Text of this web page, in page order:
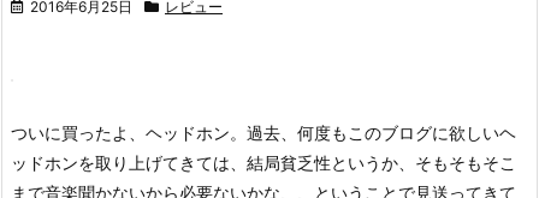
2016年6月25日 レビュー
ついに買ったよ、ヘッドホン。 過去、何度もこのブログに欲しいヘ
ッドホンを取り上げてきては、結局貧乏性というか、そもそもそこ
まで音楽聞かないから必要ないかな、、ということで見送ってきて